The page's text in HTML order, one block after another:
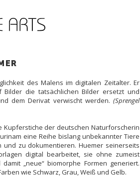
des Malens im digitalen Zeitalter. Er
die tatsächlichen Bilder ersetzt und
dem Derivat verwischt werden. (Sprengel
der deutschen Naturforscherin
eine Reihe bislang unbekannter Tiere
zu dokumentieren. Huemer seinerseits
digital bearbeitet, sie ohne zumeist
„neue“ biomorphe Formen generiert.
wie Schwarz, Grau, Weiß und Gelb.